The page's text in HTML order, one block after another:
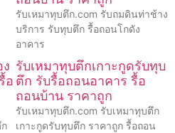
รับเหมาทุบตึก.com รับถมดินท่าช้าง
บริการ รับทุบตึก รื้อถอนโกดัง
อาคาร
อ
รับเหมาทุบตึกเกาะกูดรับทุบ
ตึก รับรื้อถอนอาคาร รื้อ
ถอนบ้าน ราคาถูก
รับเหมาทุบตึก.com รับเหมาทุบตึก
เกาะกูดรับทุบตึก ราคาถูก รื้อถอน